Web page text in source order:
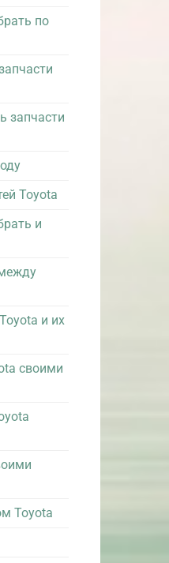
по
запчасти
Toyota
и
и их
своими
Toyota